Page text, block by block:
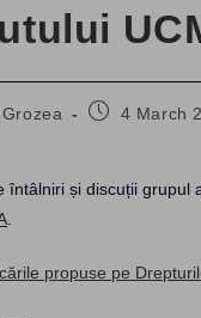
Post4 March
întâlniri și discuții grupul
propuse pe